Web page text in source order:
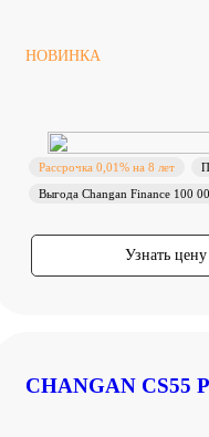
НОВИНКА
Рассрочка 0,01% на 8 лет
Выгода Changan Finance 100
Узнать цену
CHANGAN CS55